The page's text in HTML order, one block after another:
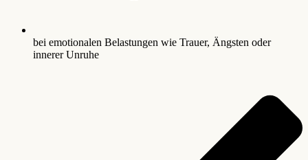
bei emotionalen Belastungen wie Trauer, Ängsten oder
innerer Unruhe